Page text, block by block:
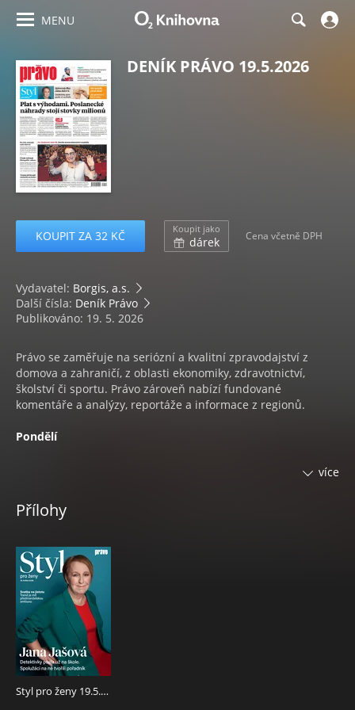
MENU
DENÍK PRÁVO 19.5.2026
KOUPIT ZA 32 KČ Koupit jako
dárek Cena včetně DPH
Vydavatel: Borgis, a.s.
Další čísla: Deník Právo
Publikováno: 19. 5. 2026
Právo se zaměřuje na seriózní a kvalitní zpravodajství z
domova a zahraničí, z oblasti ekonomiky, zdravotnictví,
školství či sportu. Právo zároveň nabízí fundované
komentáře a analýzy, reportáže a informace z regionů.
Pondělí
Stálá pondělní příloha obsahuje rozšířené
novinkách ze světa celebrit a všem co hýbe společností.
fotografování a audiovizuální techniky.
Úterý
STYL PRO ŽENY
nejen pro ně. Překvapí zajímavými rozhovory s osobnostmi
ze šoubyznysu, vědy, umění, sportu i dalších oborů.
Inspiruje příběhy žen, jež se dokázaly poprat s osudem.
Nabízí nejnovější trendy ze světa módy i kosmetiky, ale i
báječné recepty pro začátečníky i pokročilé, které pro nás
více
Přílohy
Styl pro ženy 19.5.2026